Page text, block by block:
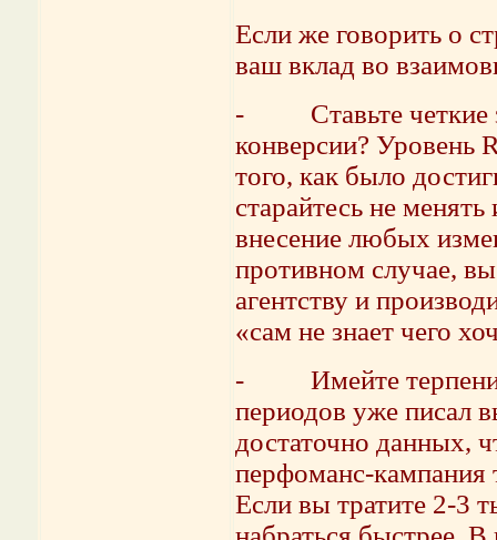
Если же говорить о
ваш вклад во
- Ставьте четкие
конверсии? Уровень
того, как было
старайтесь не
внесение любых
противном случае,
агентству и
«сам не знает чего
- Имейте терпение.
периодов уже писал
достаточно данных,
перфоманс-кампания
Если вы тратите 2-3